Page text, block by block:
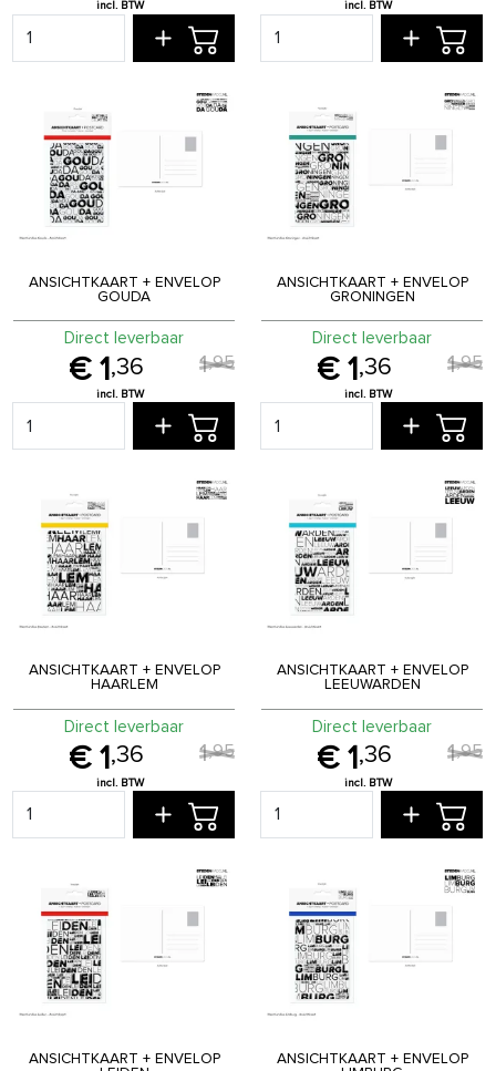
ANSICHTKAART + ENVELOP
GOUDA
1 ,36 1,95
Direct leverbaar
ANSICHTKAART + ENVELOP
GRONINGEN
1 ,36 1,95
Direct leverbaar
ANSICHTKAART + ENVELOP
HAARLEM
1 ,36 1,95
Direct leverbaar
ANSICHTKAART + ENVELOP
LEEUWARDEN
1 ,36 1,95
Direct leverbaar
ANSICHTKAART + ENVELOP
ANSICHTKAART + ENVELOP